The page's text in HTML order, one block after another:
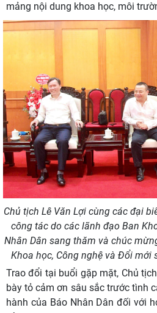
mảng nội dung khoa học, môi
Chủ tịch Lê Văn Lợi cùng các đại
công tác do các lãnh đạo Ban
Nhân Dân sang thăm và chúc
Khoa học, Công nghệ và Đổi mới
Trao đổi tại buổi gặp mặt, Chủ
bày tỏ cảm ơn sâu sắc trước tình
hành của Báo Nhân Dân đối với